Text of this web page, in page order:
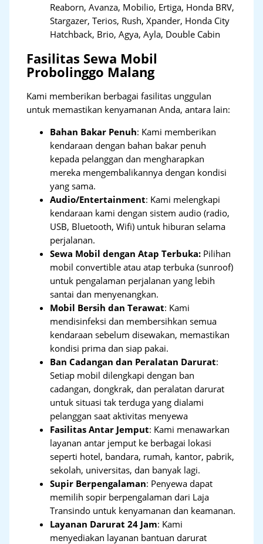
Reaborn, Avanza, Mobilio, Ertiga, Honda BRV,
Stargazer, Terios, Rush, Xpander, Honda City
Hatchback, Brio, Agya, Ayla, Double Cabin
Fasilitas Sewa Mobil
Probolinggo Malang
Kami memberikan berbagai fasilitas unggulan
untuk memastikan kenyamanan Anda, antara lain:
Bahan Bakar Penuh: Kami memberikan
kendaraan dengan bahan bakar penuh
kepada pelanggan dan mengharapkan
mereka mengembalikannya dengan kondisi
yang sama.
Audio/Entertainment: Kami melengkapi
kendaraan kami dengan sistem audio (radio,
USB, Bluetooth, Wifi) untuk hiburan selama
perjalanan.
Sewa Mobil dengan Atap Terbuka: Pilihan
mobil convertible atau atap terbuka (sunroof)
untuk pengalaman perjalanan yang lebih
santai dan menyenangkan.
Mobil Bersih dan Terawat: Kami
mendisinfeksi dan membersihkan semua
kendaraan sebelum disewakan, memastikan
kondisi prima dan siap pakai.
Ban Cadangan dan Peralatan Darurat:
Setiap mobil dilengkapi dengan ban
cadangan, dongkrak, dan peralatan darurat
untuk situasi tak terduga yang dialami
pelanggan saat aktivitas menyewa
Fasilitas Antar Jemput: Kami menawarkan
layanan antar jemput ke berbagai lokasi
seperti hotel, bandara, rumah, kantor, pabrik,
sekolah, universitas, dan banyak lagi.
Supir Berpengalaman: Penyewa dapat
memilih sopir berpengalaman dari Laja
Transindo untuk kenyamanan dan keamanan.
Layanan Darurat 24 Jam: Kami
menyediakan layanan bantuan darurat